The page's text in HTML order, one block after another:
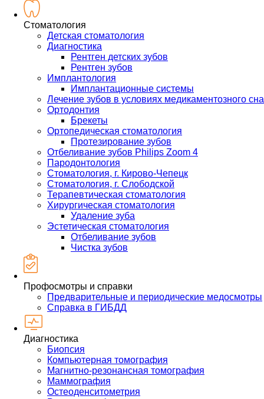
Стоматология
Детская стоматология
Диагностика
Рентген детских зубов
Рентген зубов
Имплантология
Имплантационные системы
Лечение зубов в условиях медикаментозного сна
Ортодонтия
Брекеты
Ортопедическая стоматология
Протезирование зубов
Отбеливание зубов Philips Zoom 4
Пародонтология
Стоматология, г. Кирово-Чепецк
Стоматология, г. Слободской
Терапевтическая стоматология
Хирургическая стоматология
Удаление зуба
Эстетическая стоматология
Отбеливание зубов
Чистка зубов
Профосмотры и справки
Предварительные и периодические медосмотры
Справка в ГИБДД
Диагностика
Биопсия
Компьютерная томография
Магнитно-резонансная томография
Маммография
Остеоденситометрия